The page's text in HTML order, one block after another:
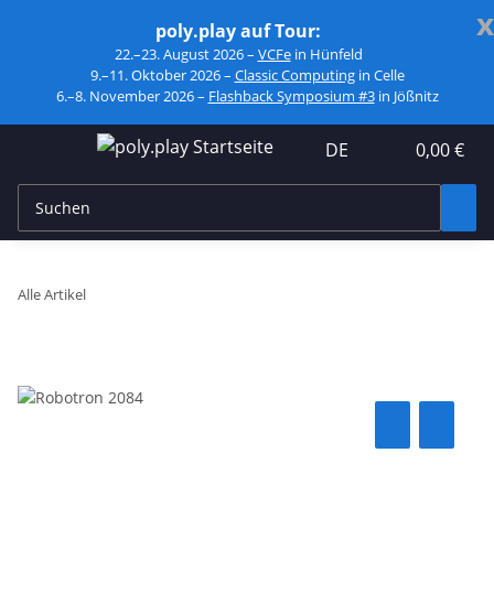
x
poly.play auf Tour:
22.–23. August 2026 – VCFein Hünfeld
9.–11. Oktober 2026 – Classic Computingin Celle
6.–8. November 2026 – Flashback Symposium #3in Jößnitz
DE 0,00 €
Alle Artikel